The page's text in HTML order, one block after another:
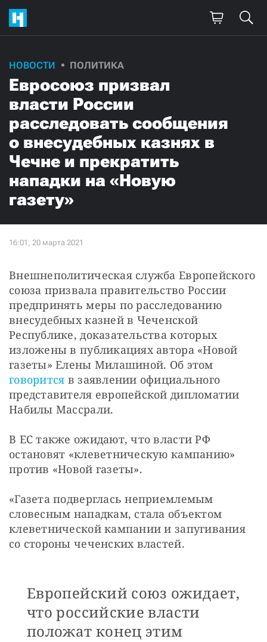
НОВОСТИ ПОЛИТИКА
Евросоюз призвал
власти России
расследовать сообщения
о внесудебных казнях в
Чечне и прекратить
нападки на «Новую
газету»
Внешнеполитическая служба Европейского
союза призвала правительство России
предпринять меры по расследованию
внесудебных казней в Чеченской
Республике, доказательства которых
изложены в публикациях автора «Новой
говорится в заявлении официального
представителя европейской дипломатии
Набилы Массрали.
В ЕС также ожидают, что власти РФ
остановят «клеветническую кампанию»
против «Новой газеты».
«Газета подверглась неприемлемым
словесным нападкам, стала объектом
клеветнической кампании и запугивания
со стороны чеченских властей.
Европейский союз ожидает,
что российские власти
положат конец этим
Поддержите
нашу работу!
Ежемесячно
3000 1000
500
Нажимая кнопку «Стать соучастником»,
СТАТЬ СОУЧАСТНИКОМ
ПОДЕЛИТЬСЯ С ДРУЗЬЯМИ
Если у вас есть вопросы, пишите donate@novayagazeta.ru
звоните:
+7 (929) 612-03-68